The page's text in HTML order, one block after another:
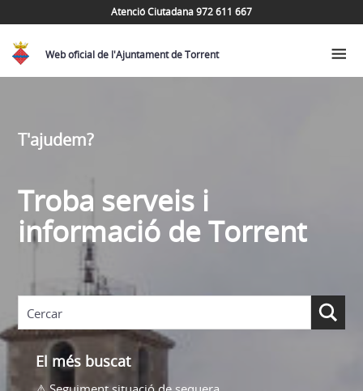
Atenció Ciutadana 972 611 667
Web oficial de l'Ajuntament de Torrent
T'ajudem?
Troba serveis i
informació de Torrent
El més buscat